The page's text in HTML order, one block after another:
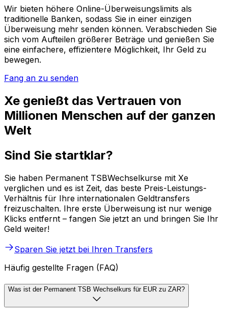
Wir bieten höhere Online-Überweisungslimits als
traditionelle Banken, sodass Sie in einer einzigen
Überweisung mehr senden können. Verabschieden Sie
sich vom Aufteilen größerer Beträge und genießen Sie
eine einfachere, effizientere Möglichkeit, Ihr Geld zu
bewegen.
Fang an zu senden
Xe genießt das Vertrauen von
Millionen Menschen auf der ganzen
Welt
Sind Sie startklar?
Sie haben Permanent TSBWechselkurse mit Xe
verglichen und es ist Zeit, das beste Preis-Leistungs-
Verhältnis für Ihre internationalen Geldtransfers
freizuschalten. Ihre erste Überweisung ist nur wenige
Klicks entfernt – fangen Sie jetzt an und bringen Sie Ihr
Geld weiter!
Sparen Sie jetzt bei Ihren Transfers
Häufig gestellte Fragen (FAQ)
Was ist der Permanent TSB Wechselkurs für EUR zu ZAR?